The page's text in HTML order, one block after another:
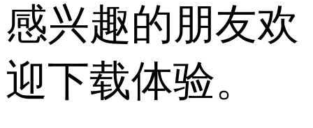
感兴趣的朋友欢
迎下载体验。